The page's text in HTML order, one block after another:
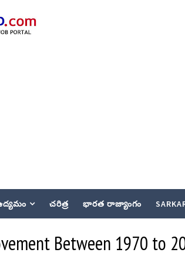
చరిత్ర భారత రాజ్యాంగం
Between 1970